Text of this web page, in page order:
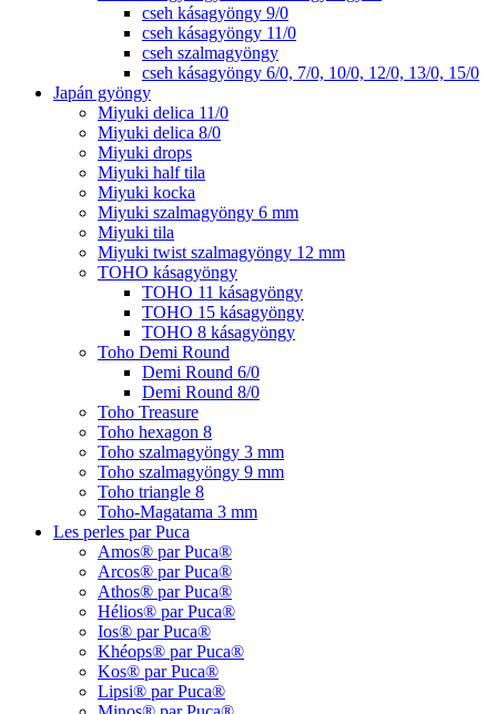
cseh kásagyöngy 9/0
cseh kásagyöngy 11/0
cseh szalmagyöngy
cseh kásagyöngy 6/0, 7/0, 10/0, 12/0, 13/0, 15/0
Japán gyöngy
Miyuki delica 11/0
Miyuki delica 8/0
Miyuki drops
Miyuki half tila
Miyuki kocka
Miyuki szalmagyöngy 6 mm
Miyuki tila
Miyuki twist szalmagyöngy 12 mm
TOHO kásagyöngy
TOHO 11 kásagyöngy
TOHO 15 kásagyöngy
TOHO 8 kásagyöngy
Toho Demi Round
Demi Round 6/0
Demi Round 8/0
Toho Treasure
Toho hexagon 8
Toho szalmagyöngy 3 mm
Toho szalmagyöngy 9 mm
Toho triangle 8
Toho-Magatama 3 mm
Les perles par Puca
Amos® par Puca®
Arcos® par Puca®
Athos® par Puca®
Hélios® par Puca®
Ios® par Puca®
Khéops® par Puca®
Kos® par Puca®
Lipsi® par Puca®